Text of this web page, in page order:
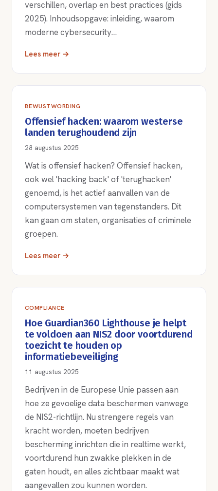
verschillen, overlap en best practices (gids
2025). Inhoudsopgave: inleiding, waarom
moderne cybersecurity…
Lees meer →
BEWUSTWORDING
Offensief hacken: waarom westerse
landen terughoudend zijn
28 augustus 2025
Wat is offensief hacken? Offensief hacken,
ook wel 'hacking back' of 'terughacken'
genoemd, is het actief aanvallen van de
computersystemen van tegenstanders. Dit
kan gaan om staten, organisaties of criminele
groepen.
Lees meer →
COMPLIANCE
Hoe Guardian360 Lighthouse je helpt
te voldoen aan NIS2 door voortdurend
toezicht te houden op
informatiebeveiliging
11 augustus 2025
Bedrijven in de Europese Unie passen aan
hoe ze gevoelige data beschermen vanwege
de NIS2-richtlijn. Nu strengere regels van
kracht worden, moeten bedrijven
bescherming inrichten die in realtime werkt,
voortdurend hun zwakke plekken in de
gaten houdt, en alles zichtbaar maakt wat
aangevallen zou kunnen worden.